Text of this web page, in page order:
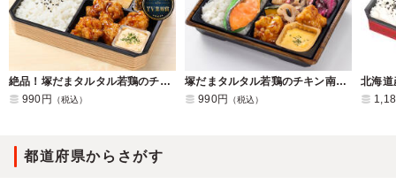
絶品！塚だまタルタル若鶏のチキン南蛮弁当
990円
（税込）
塚だまタルタル若鶏のチキン南蛮と塩鮭の幕ノ内弁当
990円
（税込）
都道府県からさがす